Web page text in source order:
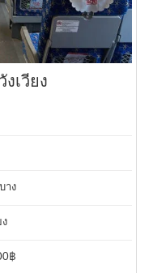
เวียง
าง
ง
฿